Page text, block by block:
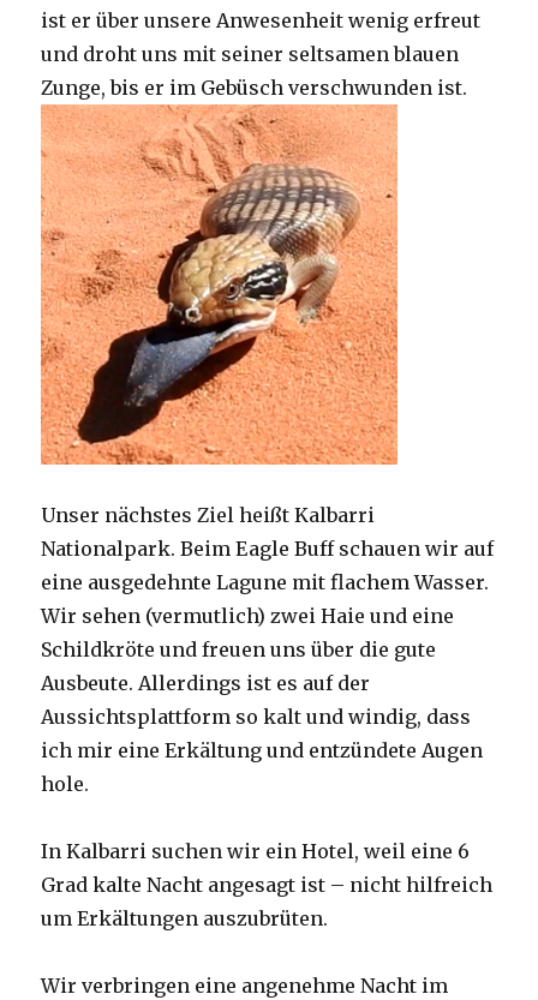
ist er über unsere Anwesenheit wenig erfreut
und droht uns mit seiner seltsamen blauen
Zunge, bis er im Gebüsch verschwunden ist.
Unser nächstes Ziel heißt Kalbarri
Nationalpark. Beim Eagle Buff schauen wir auf
eine ausgedehnte Lagune mit flachem Wasser.
Wir sehen (vermutlich) zwei Haie und eine
Schildkröte und freuen uns über die gute
Ausbeute. Allerdings ist es auf der
Aussichtsplattform so kalt und windig, dass
ich mir eine Erkältung und entzündete Augen
hole.
In Kalbarri suchen wir ein Hotel, weil eine 6
Grad kalte Nacht angesagt ist – nicht hilfreich
um Erkältungen auszubrüten.
Wir verbringen eine angenehme Nacht im